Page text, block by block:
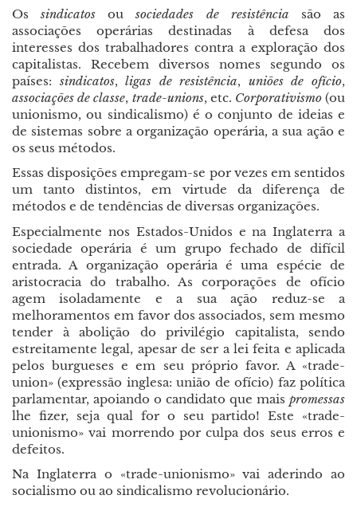
Ossindicatos ousociedades de resistência são as
associações operárias destinadas à defesa dos
interesses dos trabalhadores contra a exploração dos
capitalistas. Recebem diversos nomes segundo os
países:sindicatos,ligas de resistência, uniões de ofício,
associações de classe, trade-unions, etc. Corporativismo (ou
unionismo, ou sindicalismo) é o conjunto de ideias e
de sistemas sobre a organização operária, a sua ação e
os seus métodos.
Essas disposições empregam-se por vezes em sentidos
um tanto distintos, em virtude da diferença de
métodos e de tendências de diversas organizações.
Especialmente nos Estados-Unidos e na Inglaterra a
sociedade operária é um grupo fechado de difícil
entrada. A organização operária é uma espécie de
aristocracia do trabalho. As corporações de ofício
agem isoladamente e a sua ação reduz-se a
melhoramentos em favor dos associados, sem mesmo
tender à abolição do privilégio capitalista, sendo
estreitamente legal, apesar de ser a lei feita e aplicada
pelos burgueses e em seu próprio favor. A «trade-
union» (expressão inglesa: união de ofício) faz política
parlamentar, apoiando o candidato que mais promessas
lhe fizer, seja qual for o seu partido! Este «trade-
unionismo» vai morrendo por culpa dos seus erros e
defeitos.
Na Inglaterra o «trade-unionismo» vai aderindo ao
socialismo ou ao sindicalismo revolucionário.